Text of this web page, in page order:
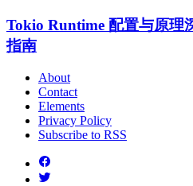
Tokio Runtime 配置与原理
指南
About
Contact
Elements
Privacy Policy
Subscribe to RSS